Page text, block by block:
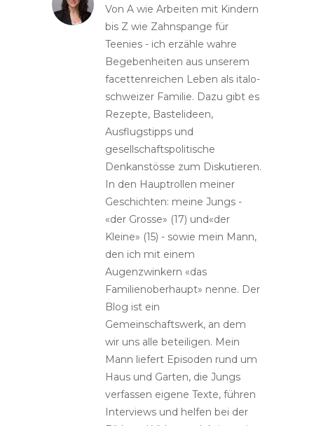
Von A wie Arbeiten mit Kindern
bis Z wie Zahnspange für
Teenies - ich erzähle wahre
Begebenheiten aus unserem
facettenreichen Leben als italo-
schweizer Familie. Dazu gibt es
Rezepte, Bastelideen,
Ausflugstipps und
gesellschaftspolitische
Denkanstösse zum Diskutieren.
In den Hauptrollen meiner
Geschichten: meine Jungs -
«der Grosse» (17) und«der
Kleine» (15) - sowie mein Mann,
den ich mit einem
Augenzwinkern «das
Familienoberhaupt» nenne. Der
Blog ist ein
Gemeinschaftswerk, an dem
wir uns alle beteiligen. Mein
Mann liefert Episoden rund um
Haus und Garten, die Jungs
verfassen eigene Texte, führen
Interviews und helfen bei der